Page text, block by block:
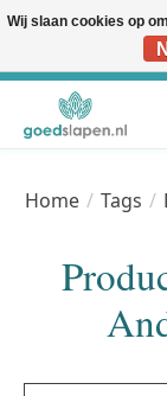
Vóór 12u besteld, volgende
Home / Tags /
Wij slaan cookies op